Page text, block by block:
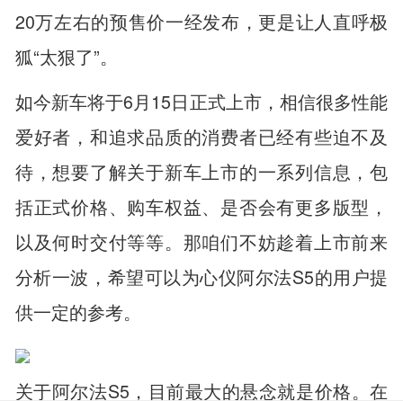
20万左右的预售价一经发布，更是让人直呼极
狐“太狠了”。
如今新车将于6月15日正式上市，相信很多性能
爱好者，和追求品质的消费者已经有些迫不及
待，想要了解关于新车上市的一系列信息，包
括正式价格、购车权益、是否会有更多版型，
以及何时交付等等。那咱们不妨趁着上市前来
分析一波，希望可以为心仪阿尔法S5的用户提
供一定的参考。
关于阿尔法S5，目前最大的悬念就是价格。在